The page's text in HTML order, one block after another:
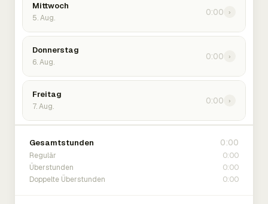
Mittwoch
5. Aug.
0:00 ›
Donnerstag
6. Aug.
0:00 ›
Freitag
7. Aug.
0:00 ›
Gesamtstunden 0:00
Regulär 0:00
Überstunden 0:00
Doppelte Überstunden 0:00